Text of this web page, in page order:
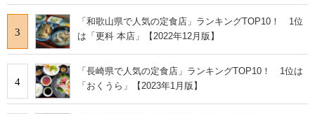
3
「和歌山県で人気の定食店」ランキングTOP10！ 1位
は「更科 本店」【2022年12月版】
4
「長崎県で人気の定食店」ランキングTOP10！ 1位は
「おくうら」【2023年1月版】